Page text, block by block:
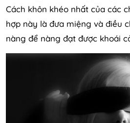
Cách khôn khéo nhất của các
hợp này là đưa miệng và điều
nàng để nàng đạt được khoái